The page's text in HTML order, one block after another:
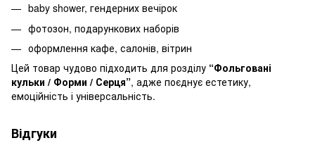
baby shower, гендерних вечірок
фотозон, подарункових наборів
оформлення кафе, салонів, вітрин
Цей товар чудово підходить для розділу “Фольговані
кульки / Форми / Серця”, адже поєднує естетику,
емоційність і універсальність.
Відгуки